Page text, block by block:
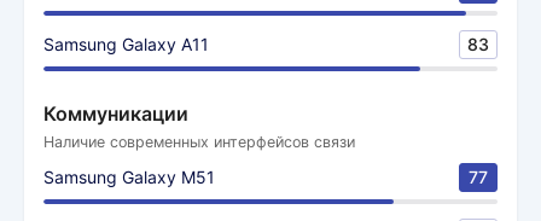
Samsung Galaxy A11 83
Коммуникации
Наличие современных интерфейсов связи
Samsung Galaxy M51 77